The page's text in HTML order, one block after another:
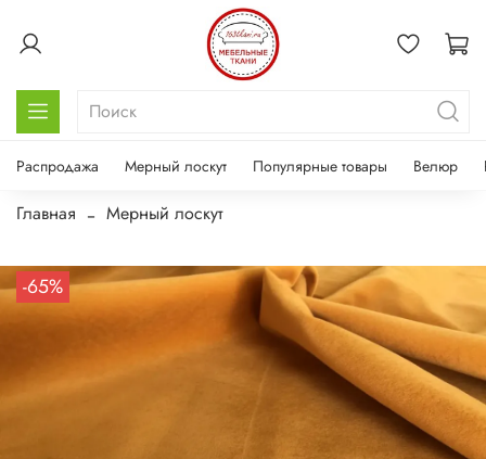
Распродажа Мерный лоскут Популярные товары Велюр
Главная Мерный лоскут
-65%